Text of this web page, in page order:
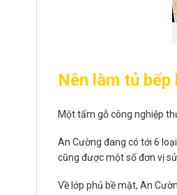
Nên làm tủ
Một tấm gỗ công nghiệp
An Cường đang có tới 6
cũng được một số đơn vị sử
Về lớp phủ bề mặt, An